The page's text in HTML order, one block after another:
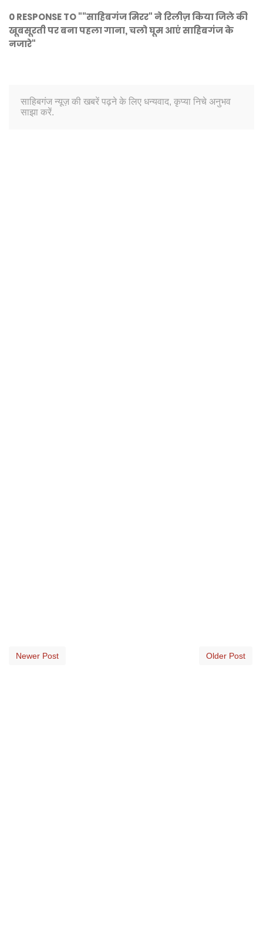
0 RESPONSE TO ""साहिबगंज मिरर" ने रिलीज़ किया जिले की
खूबसूरती पर बना पहला गाना, चलो घूम आएं साहिबगंज के
नजारे"
साहिबगंज न्यूज़ की खबरें पढ़ने के लिए धन्यवाद, कृप्या निचे अनुभव
साझा करें.
Newer Post Older Post